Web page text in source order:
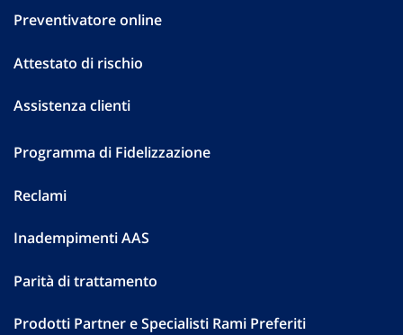
Preventivatore online
Attestato di rischio
Assistenza clienti
Programma di Fidelizzazione
Reclami
Inadempimenti AAS
Parità di trattamento
Prodotti Partner e Specialisti Rami Preferiti